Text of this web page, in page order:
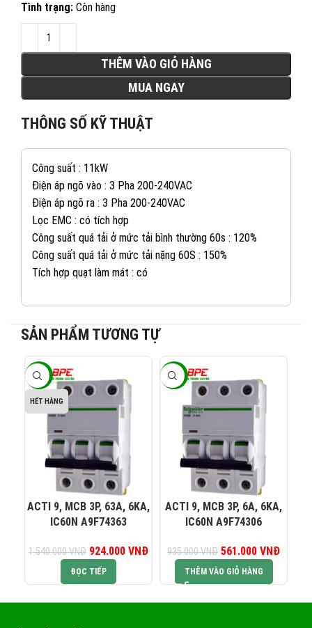
Tình trạng: Còn hàng
THÊM VÀO GIỎ HÀNG
MUA NGAY
THÔNG SỐ KỸ THUẬT
Công suất : 11kW
Điện áp ngõ vào : 3 Pha 200-240VAC
Điện áp ngõ ra : 3 Pha 200-240VAC
Lọc EMC : có tích hợp
Công suất quá tải ở mức tải bình thường 60s : 120%
Công suất quá tải ở mức tải nặng 60S : 150%
Tích hợp quạt làm mát : có
SẢN PHẨM TƯƠNG TỰ
-40%
HẾT HÀNG
ACTI 9, MCB 3P, 63A, 6KA,
IC60N A9F74363
1.540.000VNĐ
Giá gốc là:
1.540.000 VNĐ.
924.000 VNĐ Giá hiện tại là:
924.000 VNĐ.
ĐỌC TIẾP
-40%
ACTI 9, MCB 3P, 6A, 6KA,
IC60N A9F74306
935.000VNĐ
Giá gốc là:
935.000 VNĐ.
561.000 VNĐ
THÊM VÀO GIỎ HÀNG
KINH DOANH 1:
KINH DOANH 2: 0965 101 613
KINH DOANH 3: 0824 927 568
KINH DOANH 4: 0823 944 186